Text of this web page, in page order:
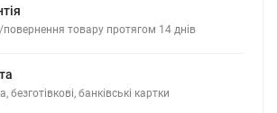
товару протягом 14 днів
безготівкові, банківські картки